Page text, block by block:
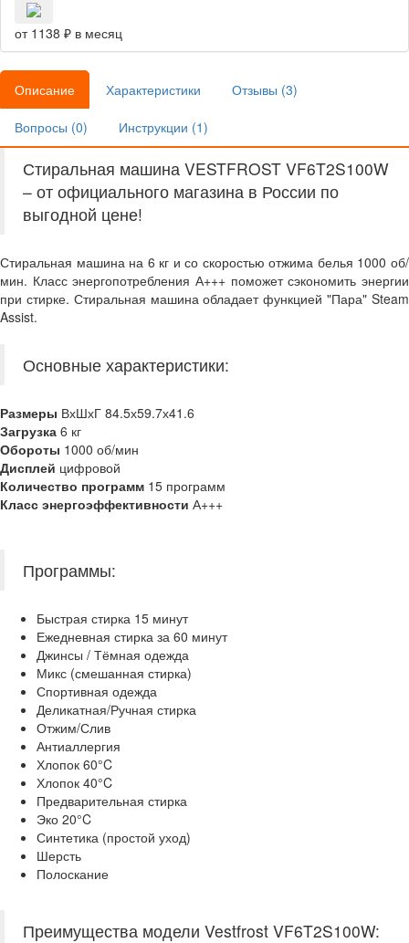
от 1138 ₽ в месяц
Описание Характеристики Отзывы (3)
Вопросы (0) Инструкции (1)
Стиральная машина VESTFROST VF6T2S100W
– от официального магазина в России по
выгодной цене!
Стиральная машина на 6 кг и со скоростью отжима белья 1000 об/
мин. Класс энергопотребления А+++ поможет сэкономить энергии
при стирке. Стиральная машина обладает функцией "Пара" Steam
Assist.
Основные характеристики:
Размеры ВхШхГ 84.5х59.7х41.6
Загрузка 6 кг
Обороты 1000 об/мин
Дисплей цифровой
Количество программ 15 программ
Класс энергоэффективности А+++
Программы:
Быстрая стирка 15 минут
Ежедневная стирка за 60 минут
Джинсы / Тёмная одежда
Микс (смешанная стирка)
Спортивная одежда
Деликатная/Ручная стирка
Отжим/Слив
Антиаллергия
Хлопок 60°C
Хлопок 40°C
Предварительная стирка
Эко 20°C
Синтетика (простой уход)
Шерсть
Полоскание
Преимущества модели Vestfrost VF6T2S100W: